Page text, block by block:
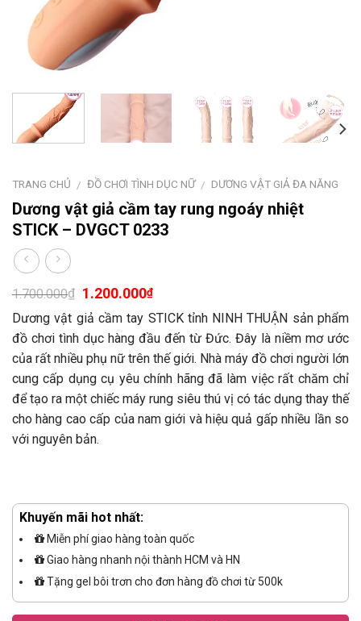
TRANG CHỦ / ĐỒ CHƠI TÌNH DỤC NỮ / DƯƠNG VẬT GIẢ ĐA NĂNG
Dương vật giả cầm tay rung ngoáy nhiệt
STICK – DVGCT 0233
1.700.000₫ 1.200.000₫
Dương vật giả cầm tay STICK tỉnh NINH THUẬN sản phẩm
đồ chơi tình dục hàng đầu đến từ Đức. Đây là niềm mơ ước
của rất nhiều phụ nữ trên thế giới. Nhà máy đồ chơi người lớn
cung cấp dụng cụ yêu chính hãng đã làm việc rất chăm chỉ
để tạo ra một chiếc máy rung siêu thú vị có tác dụng thay thế
cho hàng cao cấp của nam giới và hiệu quả gấp nhiều lần so
với nguyên bản.
Khuyến mãi hot nhất:
Miễn phí giao hàng toàn quốc
Giao hàng nhanh nội thành HCM và HN
Tặng gel bôi trơn cho đơn hàng đồ chơi từ 500k